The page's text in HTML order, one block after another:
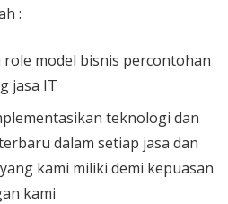
:
role model bisnis percontohan
jasa IT
teknologi dan
dalam setiap jasa dan
kami miliki demi kepuasan
kami